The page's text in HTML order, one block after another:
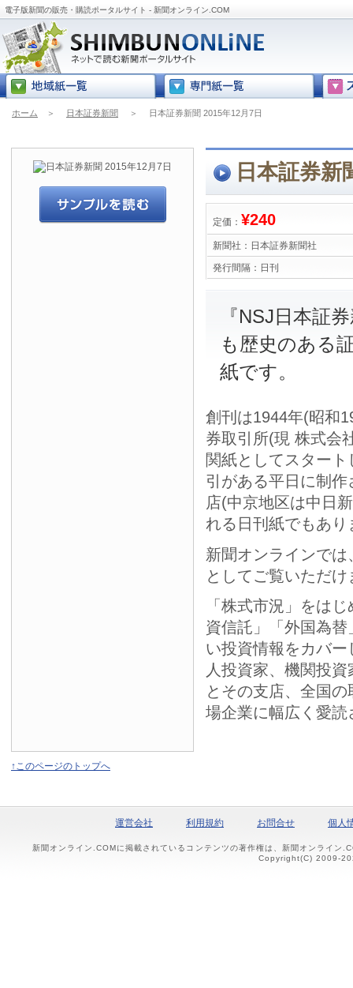
電子版新聞の販売・購読ポータルサイト - 新聞オンライン.COM
ホーム ＞ 日本証券新聞 ＞ 日本証券新聞 2015年12月7日
日本証券新
定価： ¥240
新聞社： 日本証券新聞社
発行間隔： 日刊
『NSJ日本証
も歴史のある
紙です。
創刊は1944年(昭和
券取引所(現 株式会
関紙としてスター
引がある平日に制
店(中京地区は中日
れる日刊紙でもあり
新聞オンラインで
としてご覧いただけ
「株式市況」をは
資信託」「外国為
い投資情報をカバ
人投資家、機関投
とその支店、全国
場企業に幅広く愛読
↑このページのトップへ
運営会社 利用規約 お問合せ 個人
新聞オンライン.COMに掲載されているコンテンツの著作権は、新聞オンライン
Copyright(C) 2009-